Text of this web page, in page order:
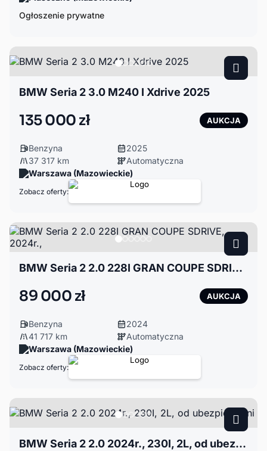
Ogłoszenie prywatne
BMW Seria 2 3.0 M240 I Xdrive 2025
135 000 zł AUKCJA
Benzyna
2025
37 317 km
Automatyczna
Warszawa (Mazowieckie)
Zobacz oferty:
BMW Seria 2 2.0 228I GRAN COUPE SDRIVE, 2024r.,
89 000 zł AUKCJA
Benzyna
2024
41 717 km
Automatyczna
Warszawa (Mazowieckie)
Zobacz oferty:
BMW Seria 2 2.0 2024r., 230I, 2L, od ubezpieczalni